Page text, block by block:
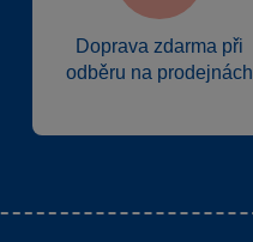
Doprava zdarma při
odběru na prodejnách